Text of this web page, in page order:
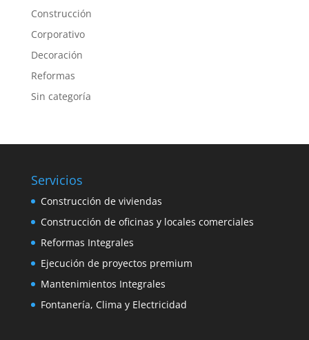
Construcción
Corporativo
Decoración
Reformas
Sin categoría
Servicios
Construcción de viviendas
Construcción de oficinas y locales comerciales
Reformas Integrales
Ejecución de proyectos premium
Mantenimientos Integrales
Fontanería, Clima y Electricidad